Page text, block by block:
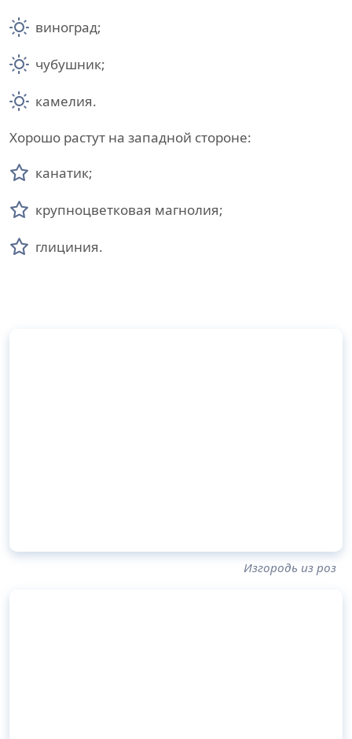
виноград;
чубушник;
камелия.
Хорошо растут на западной стороне:
канатик;
крупноцветковая магнолия;
глициния.
Изгородь из роз